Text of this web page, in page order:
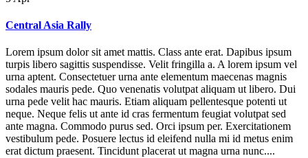
Central Asia Rally
Lorem ipsum dolor sit amet mattis. Class ante erat. Dapibus ipsum
turpis libero sagittis suspendisse. Velit fringilla a. A lorem ipsum vel
urna aptent. Consectetuer urna ante elementum maecenas magnis
sodales mauris pede. Quo venenatis volutpat aliquam ut libero. Dui
urna pede velit hac mauris. Etiam aliquam pellentesque potenti ut
neque. Neque felis ut ante id cras fermentum feugiat volutpat sed
ante magna. Commodo purus sed. Orci ipsum per. Exercitationem
vestibulum pede. Posuere lectus id eleifend nulla mi id metus enim
erat dictum praesent. Tincidunt placerat ut magna urna nunc....